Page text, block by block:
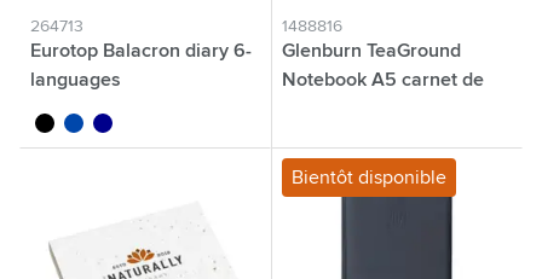
264713
Eurotop Balacron diary 6-
languages
noir bleu cobalt
bleu foncé
1488816
Glenburn TeaGround
Notebook A5 carnet de
Bientôt disponible